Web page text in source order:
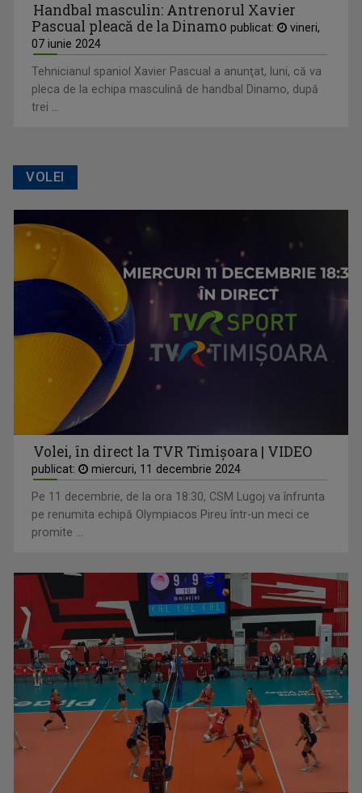
Handbal masculin: Antrenorul Xavier
Pascual pleacă de la Dinamo publicat:
vineri,
07 iunie 2024
Tehnicianul spaniol Xavier Pascual a anunţat, luni, că va
pleca de la echipa masculină de handbal Dinamo, după
trei ...
VOLEI
Volei, în direct la TVR Timișoara | VIDEO
publicat: miercuri, 11 decembrie 2024
Pe 11 decembrie, de la ora 18:30, CSM Lugoj va înfrunta
pe renumita echipă Olympiacos Pireu într-un meci ce
promite ...